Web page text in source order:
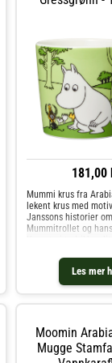
181,00
Les mer
Mummi krus fra
lekent krus med
Janssons historier om
Mummitrollet og
dåpsgave eller en
samleren. Designet
Kjøp Kaffekopper og
Moomin
Mugge